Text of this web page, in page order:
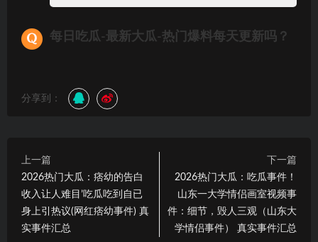
每日吃瓜-最新大瓜-热门爆料每天更新吗？
分享到：
上一篇
2026热门大瓜：痞幼的告白
收入让人难目’吃瓜吃到自已
身上引热议(网红痞幼事件) 真
实事件汇总
下一篇
2026热门大瓜：吃瓜事件！
山东一大学情侣画室视频事
件：细节，毁人三观（山东大
学情侣事件） 真实事件汇总